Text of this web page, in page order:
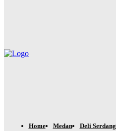
Home Medan Deli Serdang